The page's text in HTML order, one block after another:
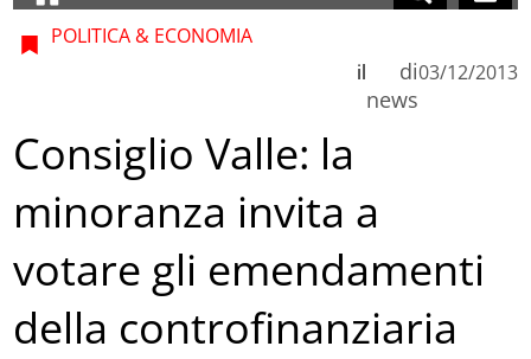
POLITICA & ECONOMIA
di
news
il 03/12/2013
Consiglio Valle: la
minoranza invita a
votare gli emendamenti
della controfinanziaria